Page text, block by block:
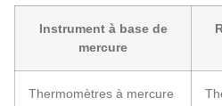
Instrument à base de
mercure
Thermomètres à mercure